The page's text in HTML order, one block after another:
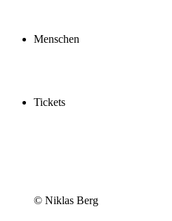
Menschen
Tickets
© Niklas Berg